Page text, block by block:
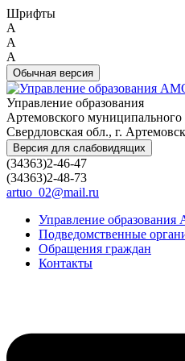
Шрифты
A
A
A
Обычная версия
Управление образования
Артемовского муниципального
Свердловская обл., г.
Версия для слабовидящих
(34363)2-46-47
(34363)2-48-73
artuo_02@mail.ru
Управление
Подведомственные
Обращения граждан
Контакты